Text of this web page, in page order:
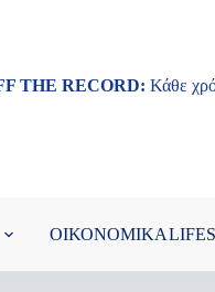
THE RECORD: Κάθε
ΟΙΚΟΝΟΜΙΚΑ